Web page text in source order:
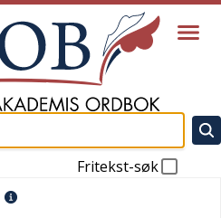
Fritekst-søk